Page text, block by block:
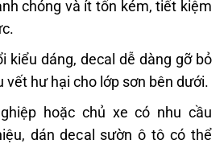
chóng và ít tốn kém, tiết kiệm
kiểu dáng, decal dễ dàng gỡ bỏ
vết hư hại cho lớp sơn bên dưới.
hoặc chủ xe có nhu cầu
dán decal sườn ô tô có thể